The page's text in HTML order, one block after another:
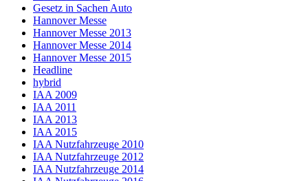
Gesetz in Sachen Auto
Hannover Messe
Hannover Messe 2013
Hannover Messe 2014
Hannover Messe 2015
Headline
hybrid
IAA 2009
IAA 2011
IAA 2013
IAA 2015
IAA Nutzfahrzeuge 2010
IAA Nutzfahrzeuge 2012
IAA Nutzfahrzeuge 2014